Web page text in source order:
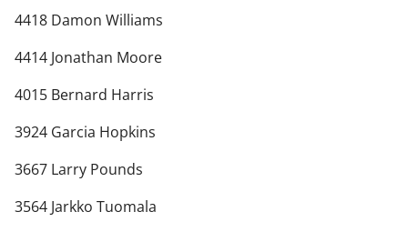
4418 Damon Williams
4414 Jonathan Moore
4015 Bernard Harris
3924 Garcia Hopkins
3667 Larry Pounds
3564 Jarkko Tuomala